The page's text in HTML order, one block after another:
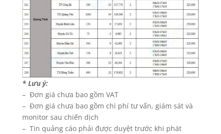
* Lưu ý:
– Đơn giá chưa bao gồm VAT
– Đơn giá chưa bao gồm chi phí tư vấn, giám sát và
monitor sau chiến dịch
– Tin quảng cáo phải được duyệt trước khi phát